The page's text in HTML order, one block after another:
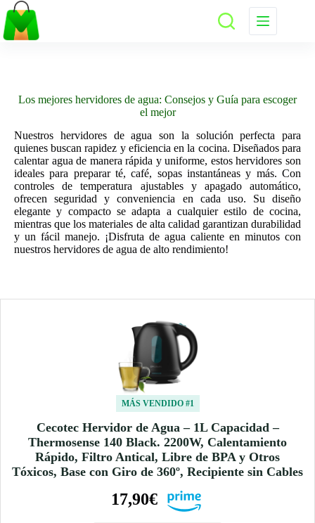
Saltar
al
contenido
Los mejores hervidores de agua: Consejos y Guía para escoger
el mejor
Nuestros hervidores de agua son la solución perfecta para
quienes buscan rapidez y eficiencia en la cocina. Diseñados para
calentar agua de manera rápida y uniforme, estos hervidores son
ideales para preparar té, café, sopas instantáneas y más. Con
controles de temperatura ajustables y apagado automático,
ofrecen seguridad y conveniencia en cada uso. Su diseño
elegante y compacto se adapta a cualquier estilo de cocina,
mientras que los materiales de alta calidad garantizan durabilidad
y un fácil manejo. ¡Disfruta de agua caliente en minutos con
nuestros hervidores de agua de alto rendimiento!
MÁS VENDIDO #1
Cecotec Hervidor de Agua – 1L Capacidad –
Thermosense 140 Black. 2200W, Calentamiento
Rápido, Filtro Antical, Libre de BPA y Otros
Tóxicos, Base con Giro de 360º, Recipiente sin Cables
17,90€